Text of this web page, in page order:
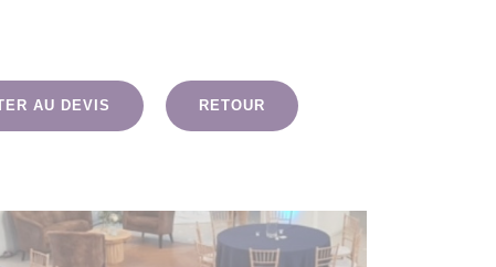
AU DEVIS RETOUR